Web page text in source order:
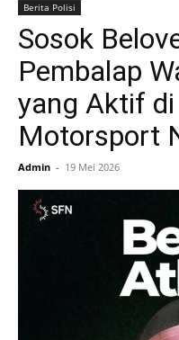
Berita Polisi
Sosok
Pembalap
yang Aktif di
Motorsport
Admin - 19 Mei 2026